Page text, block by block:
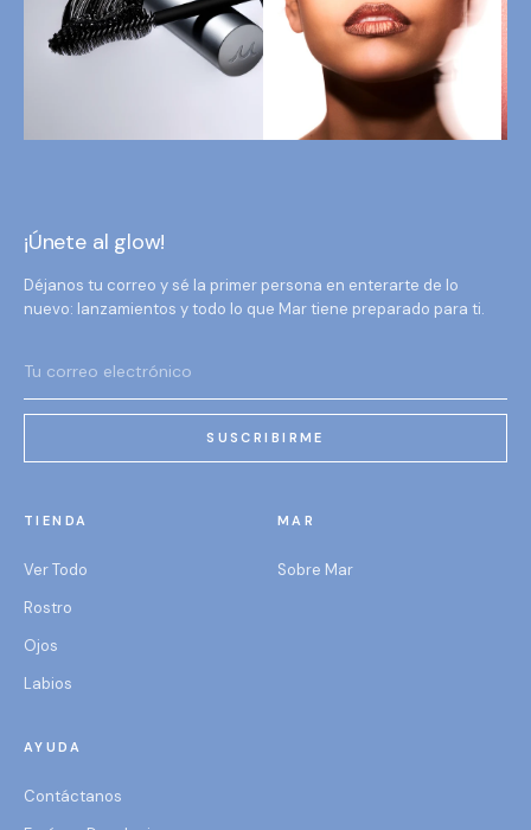
¡Únete al glow!
Déjanos tu correo y sé la primer persona en enterarte de lo
nuevo: lanzamientos y todo lo que Mar tiene preparado para ti.
SUSCRIBIRME
TIENDA
Ver Todo
Rostro
Ojos
Labios
MAR
Sobre Mar
AYUDA
Contáctanos